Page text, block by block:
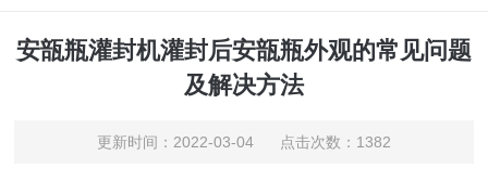
安瓿瓶灌封机灌封后安瓿瓶外观的常见问题
及解决方法
更新时间：2022-03-04 点击次数：1382